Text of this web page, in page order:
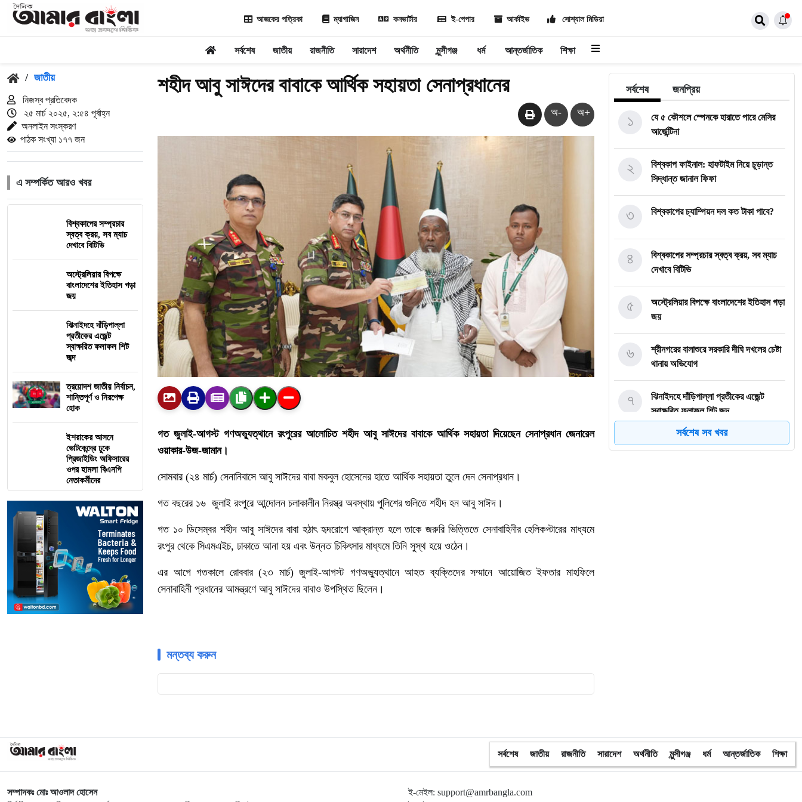
আজকের পত্রিকা ম্যাগাজিন কনভার্টার ই-পেপার আর্কাইভ সোশ্যাল মিডিয়া
সর্বশেষ জাতীয় রাজনীতি সারাদেশ অর্থনীতি মুন্সীগঞ্জ ধর্ম আন্তর্জাতিক শিক্ষা
/ জাতীয়
নিজস্ব প্রতিবেদক
২৫ মার্চ ২০২৫, ২:৫৪ পূর্বাহ্ন
অনলাইন সংস্করণ
পাঠক সংখ্যা ১৭৭ জন
এ সম্পর্কিত আরও খবর
বিশ্বকাপের সম্প্রচার
স্বত্ব ক্রয়, সব ম্যাচ
দেখাবে বিটিভি
অস্ট্রেলিয়ার বিপক্ষে
বাংলাদেশের ইতিহাস গড়া
জয়
ঝিনাইদহে দাঁড়িপাল্লা
প্রতীকের এজেন্ট
স্বাক্ষরিত ফলাফল শিট
জব্দ
ত্রয়োদশ জাতীয় নির্বাচন,
শান্তিপূর্ণ ও নিরপেক্ষ
হোক
ইশরাকের আসনে
ভোটকেন্দ্রে ঢুকে
প্রিজাইডিং অফিসারের
ওপর হামলা বিএনপি
নেতাকর্মীদের
শহীদ আবু সাঈদের বাবাকে আর্থিক সহায়তা সেনাপ্রধানের
অ- অ+
গত জুলাই-আগস্ট গণঅভ্যুত্থানে রংপুরের আলোচিত শহীদ আবু সাঈদের বাবাকে আর্থিক সহায়তা দিয়েছেন সেনাপ্রধান জেনারেল
ওয়াকার-উজ-জামান।
সোমবার (২৪ মার্চ) সেনানিবাসে আবু সাঈদের বাবা মকবুল হোসেনের হাতে আর্থিক সহায়তা তুলে দেন সেনাপ্রধান।
গত বছরের ১৬ জুলাই রংপুরে আন্দোলন চলাকালীন নিরস্ত্র অবস্থায় পুলিশের গুলিতে শহীদ হন আবু সাঈদ।
গত ১০ ডিসেম্বর শহীদ আবু সাঈদের বাবা হঠাৎ হৃদরোগে আক্রান্ত হলে তাকে জরুরি ভিত্তিতে সেনাবাহিনীর হেলিকপ্টারের মাধ্যমে
রংপুর থেকে সিএমএইচ, ঢাকাতে আনা হয় এবং উন্নত চিকিৎসার মাধ্যমে তিনি সুস্থ হয়ে ওঠেন।
এর আগে গতকালে রোববার (২৩ মার্চ) জুলাই-আগস্ট গণঅভ্যুত্থানে আহত ব্যক্তিদের সম্মানে আয়োজিত ইফতার মাহফিলে
সেনাবাহিনী প্রধানের আমন্ত্রণে আবু সাঈদের বাবাও উপস্থিত ছিলেন।
মন্তব্য করুন
সর্বশেষ জনপ্রিয়
যে ৫ কৌশলে স্পেনকে হারাতে পারে মেসির
আর্জেন্টিনা
১
বিশ্বকাপ ফাইনাল: হাফটাইম নিয়ে চূড়ান্ত
সিদ্ধান্ত জানাল ফিফা
২
বিশ্বকাপের চ্যাম্পিয়ন দল কত টাকা পাবে?
৩
বিশ্বকাপের সম্প্রচার স্বত্ব ক্রয়, সব ম্যাচ
দেখাবে বিটিভি
৪
অস্ট্রেলিয়ার বিপক্ষে বাংলাদেশের ইতিহাস গড়া
জয়
৫
শ্রীনগরের বালাশুরে সরকারি দীঘি দখলের চেষ্টা
থানায় অভিযোগ
৬
ঝিনাইদহে দাঁড়িপাল্লা প্রতীকের এজেন্ট
স্বাক্ষরিত ফলাফল শিট জব্দ
৭
ত্রয়োদশ জাতীয় নির্বাচন, শান্তিপূর্ণ ও
৮
মুন্সীগঞ্জে বিজিবি মহাপরিচালকের বেইজ ক্যাম্প
পরিদর্শন
সর্বশেষ সব খবর
সর্বশেষ জাতীয় রাজনীতি সারাদেশ অর্থনীতি মুন্সীগঞ্জ ধর্ম আন্তর্জাতিক শিক্ষা
সম্পাদকঃ মোঃ আওলাদ হোসেন
ই-মেইল: support@amrbangla.com